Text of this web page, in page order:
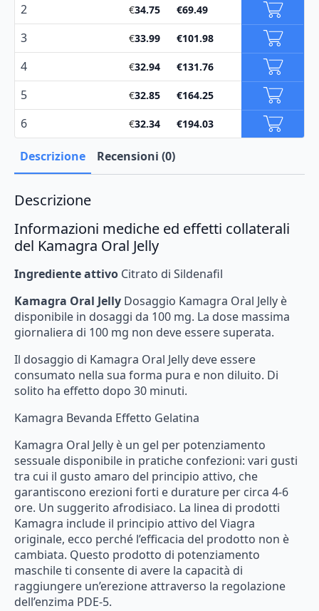
2 €34.75 €69.49
3 €33.99 €101.98
4 €32.94 €131.76
5 €32.85 €164.25
6 €32.34 €194.03
Descrizione Recensioni (0)
Descrizione
Informazioni mediche ed effetti collaterali
del Kamagra Oral Jelly
Ingrediente attivo Citrato di Sildenafil
Kamagra Oral Jelly Dosaggio Kamagra Oral Jelly è
disponibile in dosaggi da 100 mg. La dose massima
giornaliera di 100 mg non deve esseresuperata.
Il dosaggio di Kamagra Oral Jelly deve essere
consumato nella sua forma pura e non diluito. Di
solito ha effetto dopo 30 minuti.
Kamagra Bevanda Effetto Gelatina
Kamagra Oral Jelly è un gel per potenziamento
sessuale disponibile in pratiche confezioni: vari gusti
tra cui il gusto amaro del principio attivo, che
garantiscono erezioni forti e durature per circa 4-6
ore. Un suggerito afrodisiaco. La linea di prodotti
Kamagra include il principio attivo del Viagra
originale, ecco perché l’efficacia del prodotto non è
cambiata. Questo prodotto di potenziamento
maschileti consente di avere la capacità di
raggiungere un’erezioneattraverso la regolazione
dell’enzima PDE-5.